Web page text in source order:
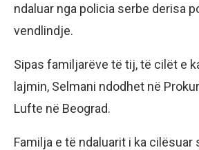
ndaluar nga policia serbe derisa
vendlindje.
Sipas familjarëve të tij, të cilët e
lajmin, Selmani ndodhet në
Lufte në Beograd.
Familja e të ndaluarit i ka cilësuar